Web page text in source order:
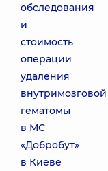
обследования
и
стоимость
операции
удаления
внутримозговой
гематомы
в МС
«Добробут»
в Киеве